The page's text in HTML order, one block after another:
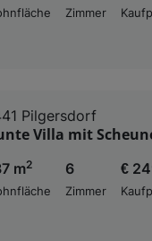
Zimmer
Pilgersdorf
Villa mit
m2
6
Zimmer
€